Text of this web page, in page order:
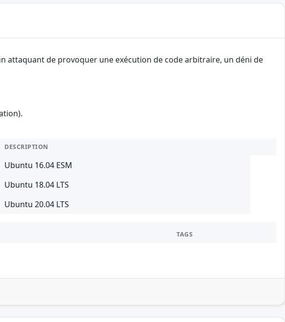
attaquant de provoquer une exécution de code arbitraire, un déni de
DESCRIPTION
Ubuntu 16.04 ESM
Ubuntu 18.04 LTS
Ubuntu 20.04 LTS
TAGS